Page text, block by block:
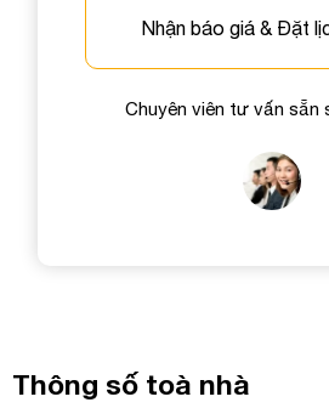
Nhận báo giá & Đặt
Chuyên viên tư vấn sẵn
Thông số toà nhà